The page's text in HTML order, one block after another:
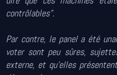
contrôlables”.
Par contre, le panel a été
voter sont peu sûres,
externe, et qu’elles